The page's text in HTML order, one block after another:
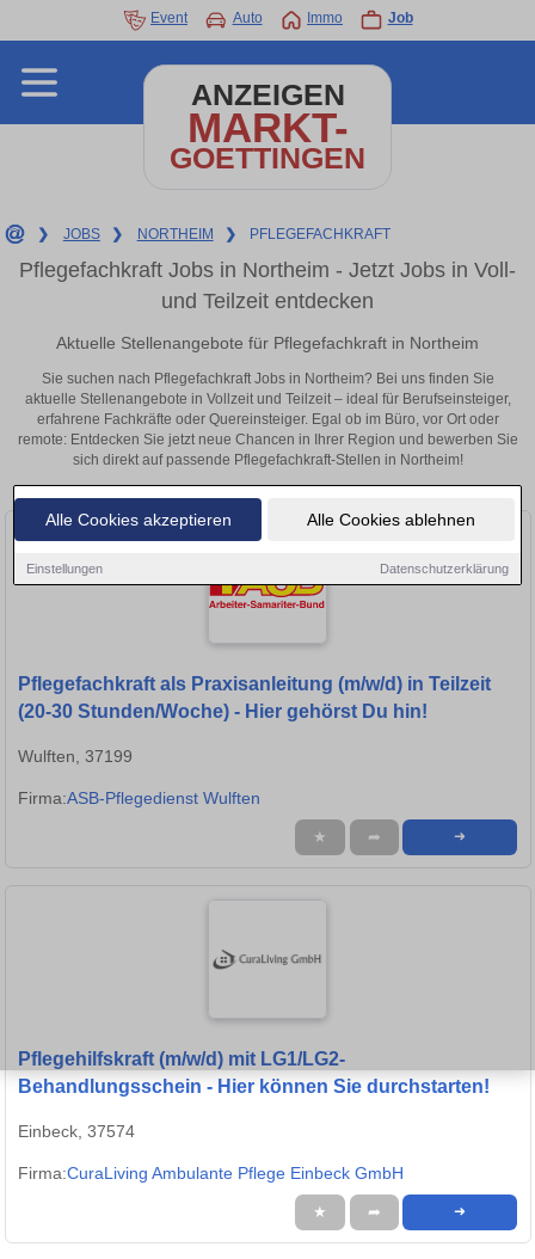
Alle Cookies akzeptieren Alle Cookies ablehnen
Einstellungen Datenschutzerklärung
Event Auto Immo Job
ANZEIGEN
MARKT-
GOETTINGEN
❯ JOBS ❯ NORTHEIM ❯ PFLEGEFACHKRAFT
Pflegefachkraft Jobs in Northeim - Jetzt Jobs in Voll-
und Teilzeit entdecken
Aktuelle Stellenangebote für Pflegefachkraft in Northeim
Sie suchen nach Pflegefachkraft Jobs in Northeim? Bei uns finden Sie
aktuelle Stellenangebote in Vollzeit und Teilzeit – ideal für Berufseinsteiger,
erfahrene Fachkräfte oder Quereinsteiger. Egal ob im Büro, vor Ort oder
remote: Entdecken Sie jetzt neue Chancen in Ihrer Region und bewerben Sie
sich direkt auf passende Pflegefachkraft-Stellen in Northeim!
Pflegefachkraft als Praxisanleitung (m/w/d) in Teilzeit
(20-30 Stunden/Woche) - Hier gehörst Du hin!
Wulften, 37199
Firma:ASB-Pflegedienst Wulften
★ ➦ ➜
Pflegehilfskraft (m/w/d) mit LG1/LG2-
Behandlungsschein - Hier können Sie durchstarten!
Einbeck, 37574
Firma:CuraLiving Ambulante Pflege Einbeck GmbH
★ ➦ ➜